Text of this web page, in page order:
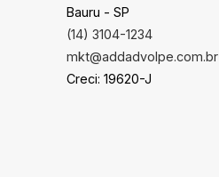
Bauru - SP
(14) 3104-1234
mkt@addadvolpe.com.br
Creci: 19620-J